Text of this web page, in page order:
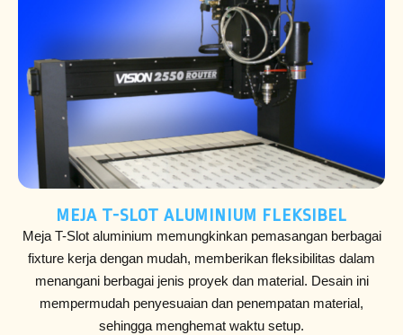
MEJA T-SLOT ALUMINIUM FLEKSIBEL
Meja T-Slot aluminium memungkinkan pemasangan berbagai
fixture kerja dengan mudah, memberikan fleksibilitas dalam
menangani berbagai jenis proyek dan material. Desain ini
mempermudah penyesuaian dan penempatan material,
sehingga menghemat waktu setup.